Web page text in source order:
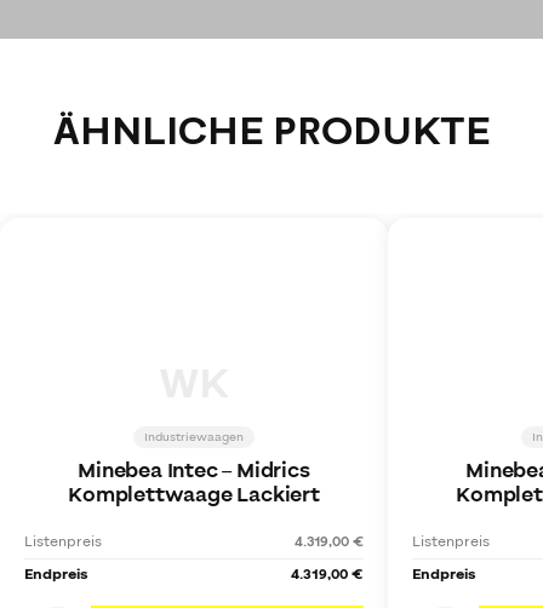
ÄHNLICHE PRODUKTE
Industriewaagen
Minebea Intec–Midrics
Komplettwaage Lackiert
Listenpreis
4.319,00 €
Endpreis
4.319,00 €
Listenpreis
Endpreis